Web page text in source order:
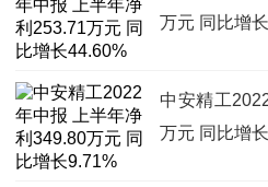
万元 同比增
中安精工
万元 同比增